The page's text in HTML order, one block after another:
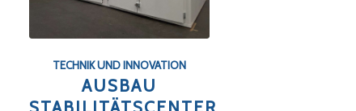
TECHNIK UND INNOVATION
AUSBAU